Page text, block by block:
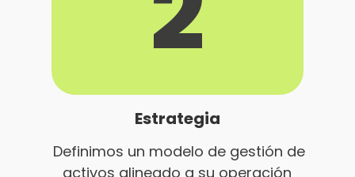
Estrategia
Definimos un modelo de gestión de
activos alineado a su operación